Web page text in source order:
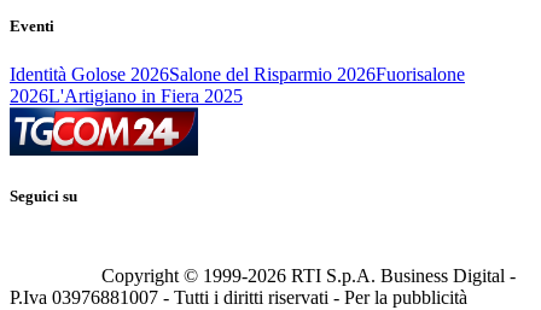
Eventi
Identità Golose 2026Salone del Risparmio 2026Fuorisalone
2026L'Artigiano in Fiera 2025
Seguici su
Copyright © 1999-2026 RTI S.p.A. Business Digital -
P.Iva 03976881007 - Tutti i diritti riservati - Per la pubblicità